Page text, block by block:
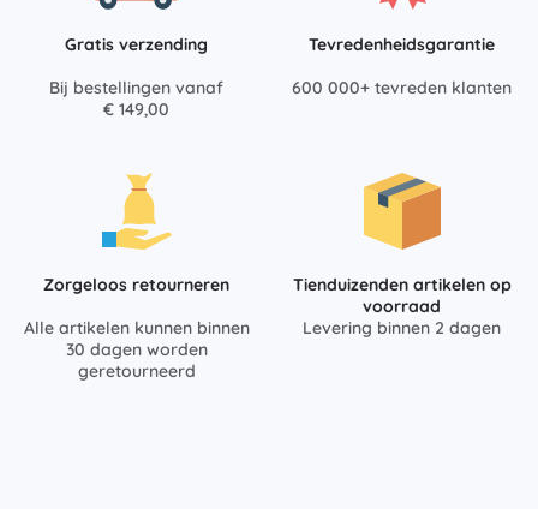
Gratis verzending
Bij bestellingen vanaf
€ 149,00
Tevredenheidsgarantie
600 000+ tevreden klanten
Zorgeloos retourneren
Alle artikelen kunnen binnen
30 dagen worden
geretourneerd
Tienduizenden artikelen op
voorraad
Levering binnen 2 dagen